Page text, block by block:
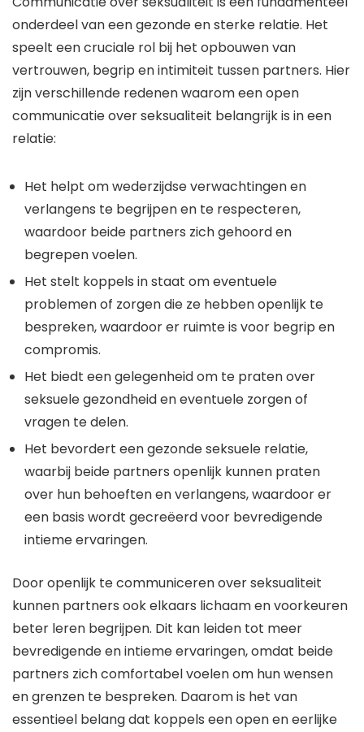
onderdeel van een gezonde en sterke relatie. Het
speelt een cruciale rol bij het opbouwen van
vertrouwen, begrip en intimiteit tussen partners. Hier
zijn verschillende redenen waarom een open
communicatie over seksualiteit belangrijk is in een
relatie:
Het helpt om wederzijdse verwachtingen en
verlangens te begrijpen en te respecteren,
waardoor beide partners zich gehoord en
begrepen voelen.
Het stelt koppels in staat om eventuele
problemen of zorgen die ze hebben openlijk te
bespreken, waardoor er ruimte is voor begrip en
compromis.
Het biedt een gelegenheid om te praten over
seksuele gezondheid en eventuele zorgen of
vragen te delen.
Het bevordert een gezonde seksuele relatie,
waarbij beide partners openlijk kunnen praten
over hun behoeften en verlangens, waardoor er
een basis wordt gecreëerd voor bevredigende
intieme ervaringen.
Door openlijk te communiceren over seksualiteit
kunnen partners ook elkaars lichaam en voorkeuren
beter leren begrijpen. Dit kan leiden tot meer
bevredigende en intieme ervaringen, omdat beide
partners zich comfortabel voelen om hun wensen
en grenzen te bespreken. Daarom is het van
essentieel belang dat koppels een open en eerlijke